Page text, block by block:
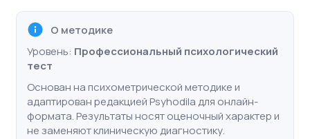
О методике
Уровень: Профессиональный психологический
тест
Основан на психометрической методике и
адаптирован редакцией Psyhodila для онлайн-
формата. Результаты носят оценочный характер и
не заменяют клиническую диагностику.